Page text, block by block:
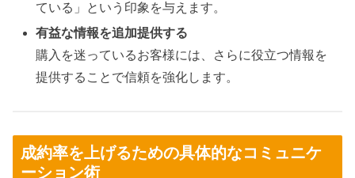
ている」という印象を与えます。
有益な情報を追加提供する
購入を迷っているお客様には、さらに役立つ情報を
提供することで信頼を強化します。
成約率を上げるための具体的なコミュニケ
ーション術